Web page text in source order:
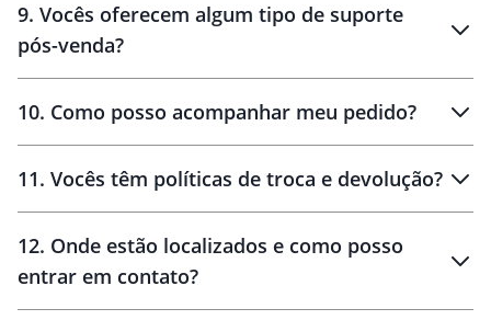
amostras
9. Vocês oferecem algum tipo de suporte
pós-venda?
10. Como posso acompanhar meu pedido?
11. Vocês têm políticas de troca e devolução?
30 dias
12. Onde estão localizados e como posso
entrar em contato?